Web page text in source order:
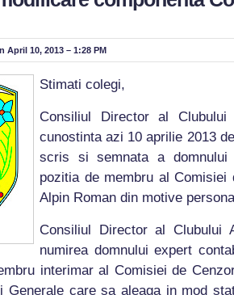
April 10, 2013 – 1:28 PM
Stimati colegi,
Consiliul Director al
cunostinta azi 10 aprilie 2013
scris si semnata a domnului
pozitia de membru al Comisiei
Alpin Roman din motive
Consiliul Director al Clubului
numirea domnului expert
interimar al Comisiei de
Generale care sa aleaga in mod